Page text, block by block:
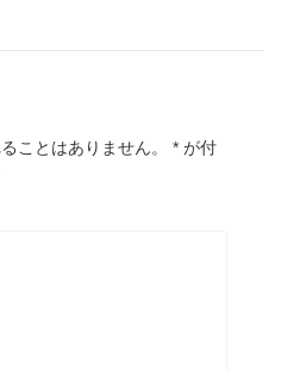
ことはありません。 * が付